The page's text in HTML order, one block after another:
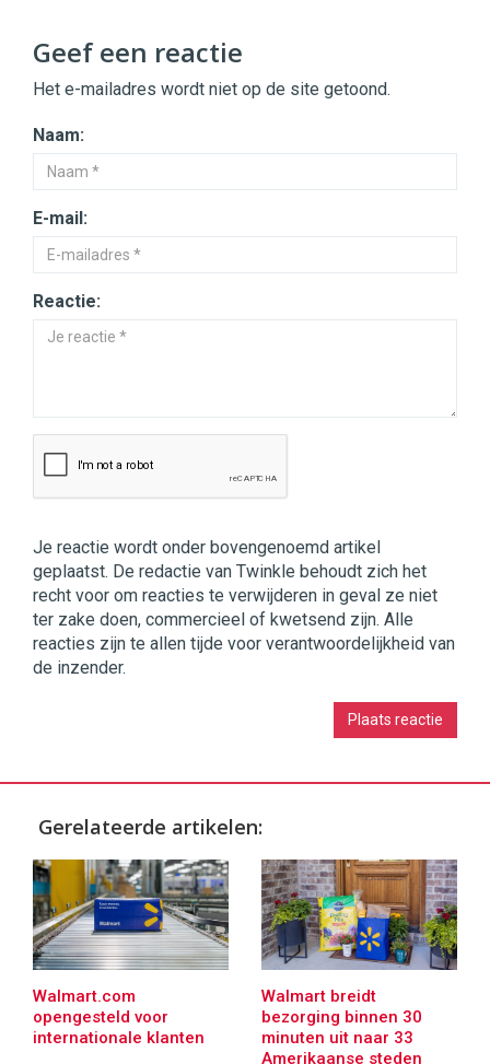
Geef een reactie
Het e-mailadres wordt niet op de site getoond.
Naam:
E-mail:
Reactie:
Je reactie wordt onder bovengenoemd artikel
geplaatst. De redactie van Twinkle behoudt zich het
recht voor om reacties te verwijderen in geval ze niet
ter zake doen, commercieel of kwetsend zijn. Alle
reacties zijn te allen tijde voor verantwoordelijkheid van
de inzender.
Gerelateerde artikelen:
Walmart.com
opengesteld voor
internationale klanten
Walmart breidt
bezorging binnen 30
minuten uit naar 33
Amerikaanse steden